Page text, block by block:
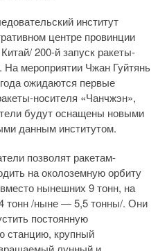
институт
центре провинции
200-й запуск ракеты-
На мероприятии Чжан Гуйтянь
ожидаются первые
носителя «Чанчжэн»,
будут оснащены новыми
данным институтом.
позволят ракетам-
на околоземную орбиту
нынешних 9 тонн, на
тонн /ныне — 5,5 тонны/. Они
постоянную
станцию, крупный